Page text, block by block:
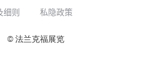
细则 私隐政策
© 法兰克福展览